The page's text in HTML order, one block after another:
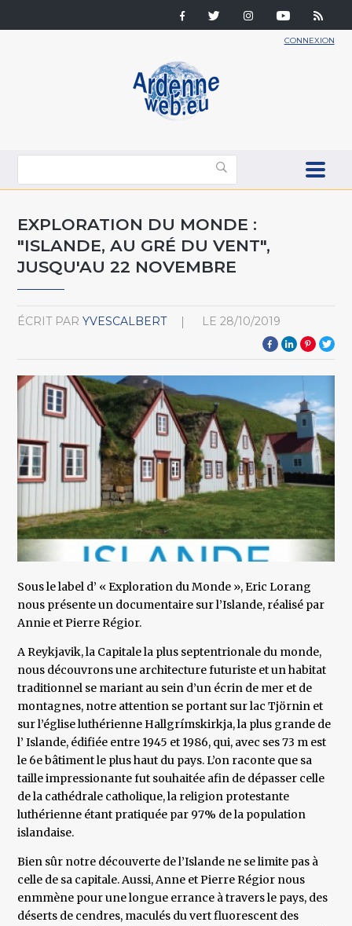
CONNEXION
EXPLORATION DU MONDE :
"ISLANDE, AU GRÉ DU VENT",
JUSQU'AU 22 NOVEMBRE
ÉCRIT PAR YVESCALBERT LE 28/10/2019
Sous le label d’ « Exploration du Monde », Eric Lorang
nous présente un documentaire sur l’Islande, réalisé par
Annie et Pierre Régior.
A Reykjavik, la Capitale la plus septentrionale du monde,
nous découvrons une architecture futuriste et un habitat
traditionnel se mariant au sein d’un écrin de mer et de
montagnes, notre attention se portant sur lac Tjörnin et
sur l’église luthérienne Hallgrímskirkja, la plus grande de
l’ Islande, édifiée entre 1945 et 1986, qui, avec ses 73 m est
le 6e bâtiment le plus haut du pays. L’on raconte que sa
taille impressionante fut souhaitée afin de dépasser celle
de la cathédrale catholique, la religion protestante
luthérienne étant pratiquée par 97% de la population
islandaise.
Bien sûr notre découverte de l’Islande ne se limite pas à
celle de sa capitale. Aussi, Anne et Pierre Régior nous
enmmène pour une longue errance à travers le pays, des
déserts de cendres, maculés du vert fluorescent des